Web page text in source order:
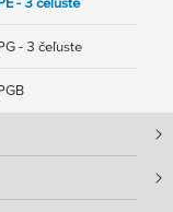
- 3 čeľuste